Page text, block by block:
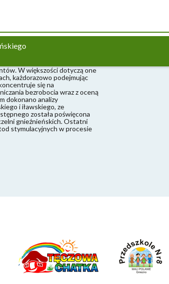
W większości dotyczą one
każdorazowo podejmując
się na
bezrobocia wraz z oceną
dokonano analizy
i iławskiego, ze
została poświęcona
gnieźnieńskich. Ostatni
stymulacyjnych w procesie